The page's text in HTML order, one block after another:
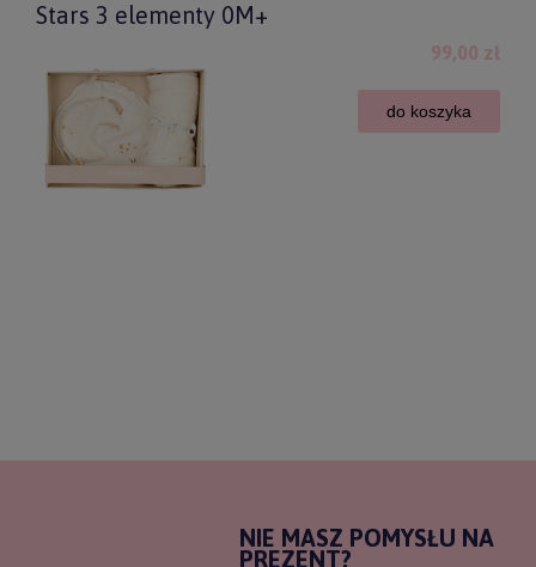
Stars 3 elementy 0M+
99,00 zł
do koszyka
NIE MASZ POMYSŁU NA
PREZENT?